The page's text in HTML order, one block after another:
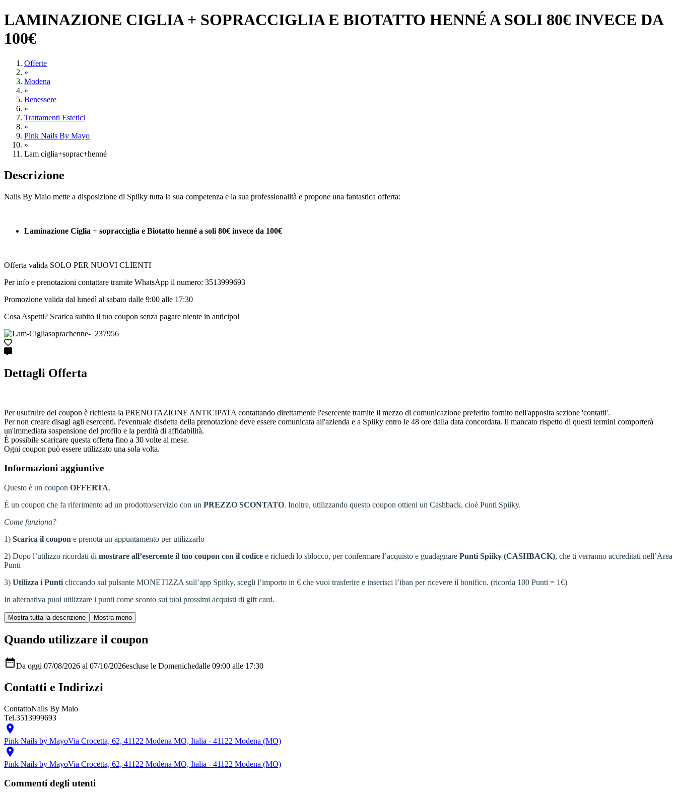
LAMINAZIONE CIGLIA + SOPRACCIGLIA E BIOTATTO HENNÉ A SOLI 80€ INVECE DA
100€
Offerte
»
Modena
»
Benessere
»
Trattamenti Estetici
»
Pink Nails By Mayo
»
Lam ciglia+soprac+henné
Descrizione
Nails By Maio mette a disposizione di Spiiky tutta la sua competenza e la sua professionalità e propone una fantastica offerta:
Laminazione Ciglia + sopracciglia e Biotatto henné a soli 80€ invece da 100€
Offerta valida SOLO PER NUOVI CLIENTI
Per info e prenotazioni contattare tramite WhatsApp il numero: 3513999693
Promozione valida dal lunedì al sabato dalle 9:00 alle 17:30
Cosa Aspetti? Scarica subito il tuo coupon senza pagare niente in anticipo!
Dettagli Offerta
Per usufruire del coupon è richiesta la PRENOTAZIONE ANTICIPATA contattando direttamente l'esercente tramite il mezzo di comunicazione preferito fornito nell'apposita sezione 'contatti'.
Per non creare disagi agli esercenti, l'eventuale disdetta della prenotazione deve essere comunicata all'azienda e a Spiiky entro le 48 ore dalla data concordata. Il mancato rispetto di questi termini comporterà
un'immediata sospensione del profilo e la perdità di affidabilità.
È possibile scaricare questa offerta fino a 30 volte al mese.
Ogni coupon può essere utilizzato una sola volta.
Informazioni aggiuntive
Questo è un coupon OFFERTA.
È un coupon che fa riferimento ad un prodotto/servizio con un PREZZO SCONTATO. Inoltre, utilizzando questo coupon ottieni un Cashback, cioè Punti Spiiky.
Come funziona?
1) Scarica il coupon e prenota un appuntamento per utilizzarlo
2) Dopo l’utilizzo ricordati di mostrare all’esercente il tuo coupon con il codice e richiedi lo sblocco, per confermare l’acquisto e guadagnare Punti Spiiky (CASHBACK), che ti verranno accreditati nell’Area
Punti
3) Utilizza i Punti cliccando sul pulsante MONETIZZA sull’app Spiiky, scegli l’importo in € che vuoi trasferire e inserisci l’iban per ricevere il bonifico. (ricorda 100 Punti = 1€)
In alternativa puoi utilizzare i punti come sconto sui tuoi prossimi acquisti di gift card.
Quando utilizzare il coupon
Da oggi 07/08/2026 al 07/10/2026escluse le Domenichedalle 09:00 alle 17:30
Contatti e Indirizzi
ContattoNails By Maio
Tel.3513999693

Pink Nails by MayoVia Crocetta, 62, 41122 Modena MO, Italia - 41122 Modena (MO)

Pink Nails by MayoVia Crocetta, 62, 41122 Modena MO, Italia - 41122 Modena (MO)
Commenti degli utenti